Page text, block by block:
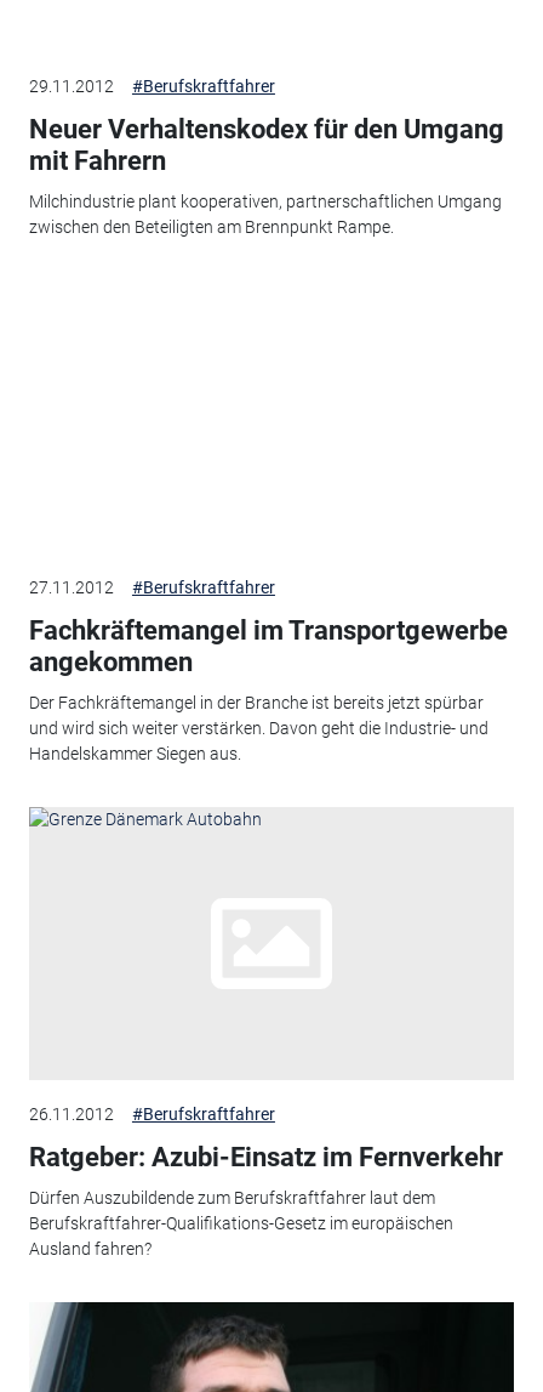
29.11.2012 #Berufskraftfahrer
Neuer Verhaltenskodex für den Umgang
mit Fahrern
Milchindustrie plant kooperativen, partnerschaftlichen Umgang
zwischen den Beteiligten am Brennpunkt Rampe.
27.11.2012 #Berufskraftfahrer
Fachkräftemangel im Transportgewerbe
angekommen
Der Fachkräftemangel in der Branche ist bereits jetzt spürbar
und wird sich weiter verstärken. Davon geht die Industrie- und
Handelskammer Siegen aus.
26.11.2012 #Berufskraftfahrer
Ratgeber: Azubi-Einsatz im Fernverkehr
Dürfen Auszubildende zum Berufskraftfahrer laut dem
Berufskraftfahrer-Qualifikations-Gesetz im europäischen
Ausland fahren?